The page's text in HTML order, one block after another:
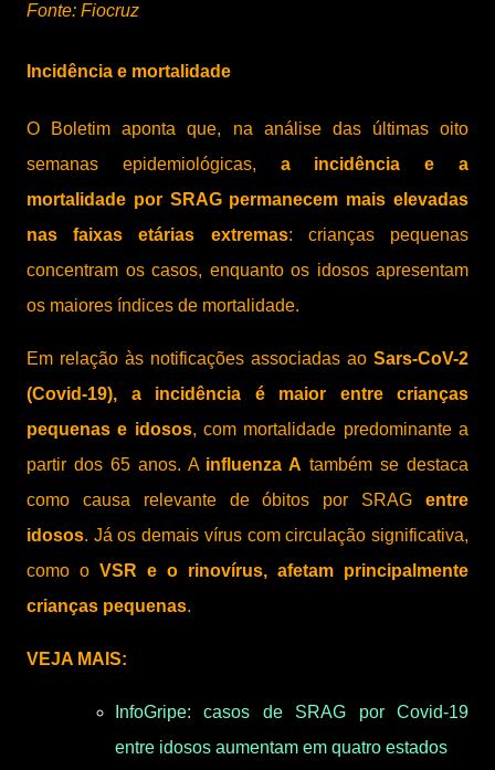
Fonte: Fiocruz
Incidência e mortalidade
O Boletim aponta que, na análise das últimas oito
semanas epidemiológicas, a incidência e a
mortalidade por SRAG permanecem mais elevadas
nas faixas etárias extremas: crianças pequenas
concentram os casos, enquanto os idosos apresentam
os maiores índices de mortalidade.
Em relação às notificações associadas ao Sars-CoV-2
(Covid-19), a incidência é maior entre crianças
pequenas e idosos, com mortalidade predominante a
partir dos 65 anos. A influenza A também se destaca
como causa relevante de óbitos por SRAG entre
idosos. Já os demais vírus com circulação significativa,
como o VSR e o rinovírus, afetam principalmente
crianças pequenas.
VEJA MAIS:
InfoGripe: casos de SRAG por Covid-19
entre idosos aumentam em quatro estados